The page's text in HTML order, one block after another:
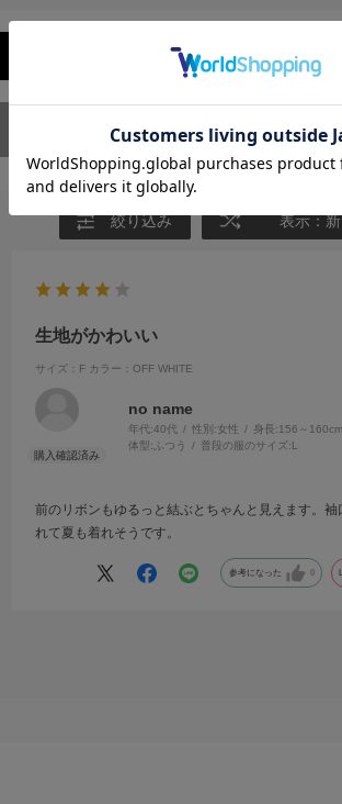
レビューを閉じる
ユーザーレビュー（1） スタッ
絞り込み 表示：
生地がかわいい
サイズ：F カラー：OFF WHITE
no name
年代:40代 性別:女性 身長:156～160cm
体型:ふつう 普段の服のサイズ:L
前のリボンもゆるっと結ぶとちゃんと見えます。袖
れて夏も着れそうです。
参考になった 0